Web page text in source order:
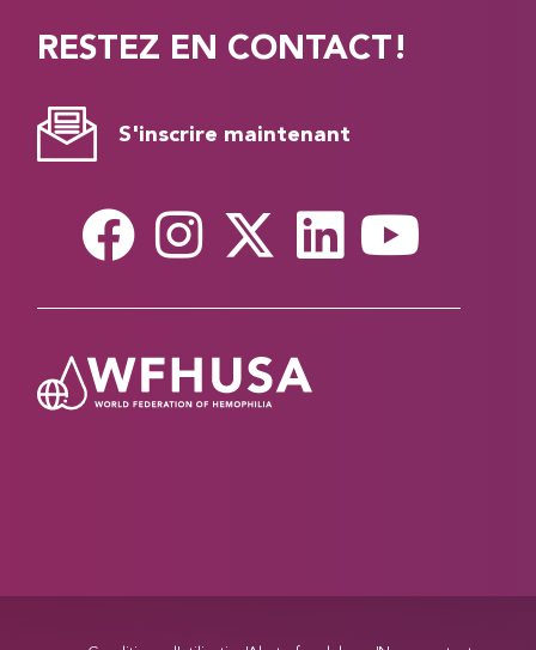
RESTEZ EN CONTACT!
S'inscrire maintenant